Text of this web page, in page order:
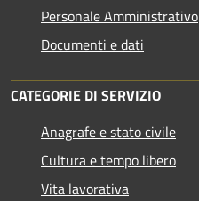
Personale Amministrativo
Documenti e dati
CATEGORIE DI SERVIZIO
Anagrafe e stato civile
Cultura e tempo libero
Vita lavorativa